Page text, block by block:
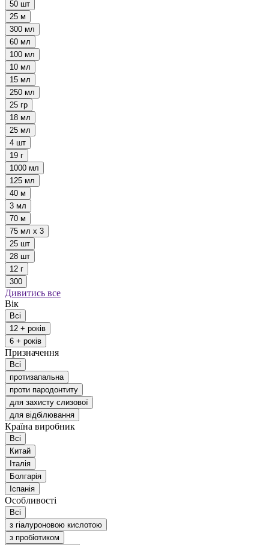
50 шт
25 м
300 мл
60 мл
100 мл
10 мл
15 мл
250 мл
25 гр
18 мл
25 мл
4 шт
19 г
1000 мл
125 мл
40 м
3 мл
70 м
75 мл х 3
25 шт
28 шт
12 г
300
Дивитись все
Вік
Всі
12 + років
6 + років
Призначення
Всі
протизапальна
проти пародонтиту
для захисту слизової
для відбілювання
Країна виробник
Всі
Китай
Італія
Болгарія
Іспанія
Особливості
Всі
з гіалуроновою кислотою
з пробіотиком